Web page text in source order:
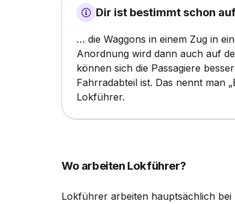
Dir ist bestimmt schon
… die Waggons in einem Zug in
Anordnung wird dann auch auf
können sich die Passagiere
Fahrradabteil ist. Das nennt man
Lokführer.
Wo arbeiten Lokführer?
Lokführer arbeiten hauptsächlich